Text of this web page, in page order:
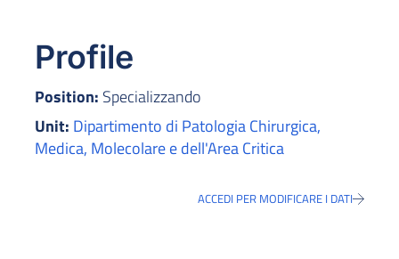
Profile
Position: Specializzando
Unit: Dipartimento di Patologia Chirurgica,
Medica, Molecolare e dell'Area Critica
ACCEDI PER MODIFICARE I DATI